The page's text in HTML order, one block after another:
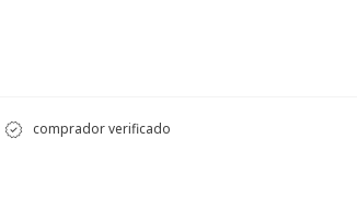
comprador verificado